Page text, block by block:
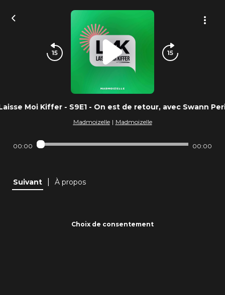
Moi Kiffer - S9E1 - On est de retour, avec Swann
Madmoizelle | Madmoizelle
00:00 00:00
Suivant À propos
Choix de consentement